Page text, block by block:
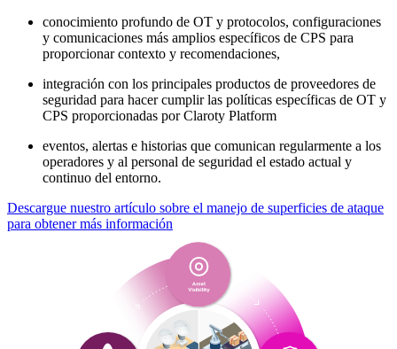
conocimiento profundo de OT y protocolos, configuraciones
y comunicaciones más amplios específicos de CPS para
proporcionar contexto y recomendaciones,
integración con los principales productos de proveedores de
seguridad para hacer cumplir las políticas específicas de OT y
CPS proporcionadas por Claroty Platform
eventos, alertas e historias que comunican regularmente a los
operadores y al personal de seguridad el estado actual y
continuo del entorno.
Descargue nuestro artículo sobre el manejo de superficies de ataque
para obtener más información